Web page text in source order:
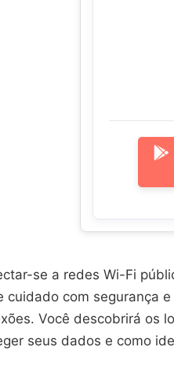
se a redes Wi-Fi
cuidado com segurança
Você descobrirá os
seus dados e como